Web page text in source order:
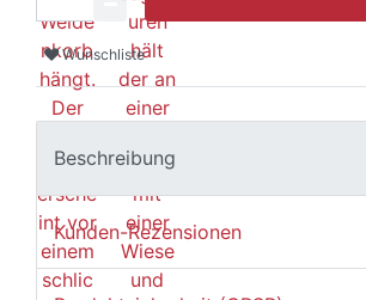
Wunschliste
Beschreibung
Kunden-Rezensionen